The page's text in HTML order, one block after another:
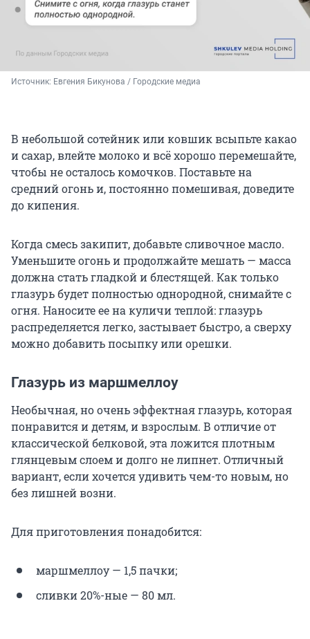
Источник: Евгения Бикунова / Городские медиа
В небольшой сотейник или ковшик всыпьте какао
и сахар, влейте молоко и всё хорошо перемешайте,
чтобы не осталось комочков. Поставьте на
средний огонь и, постоянно помешивая, доведите
до кипения.
Когда смесь закипит, добавьте сливочное масло.
Уменьшите огонь и продолжайте мешать — масса
должна стать гладкой и блестящей. Как только
глазурь будет полностью однородной, снимайте с
огня. Наносите ее на куличи теплой: глазурь
распределяется легко, застывает быстро, а сверху
можно добавить посыпку или орешки.
Глазурь из маршмеллоу
Необычная, но очень эффектная глазурь, которая
понравится и детям, и взрослым. В отличие от
классической белковой, эта ложится плотным
глянцевым слоем и долго не липнет. Отличный
вариант, если хочется удивить чем-то новым, но
без лишней возни.
Для приготовления понадобится:
маршмеллоу — 1,5 пачки;
сливки 20%-ные — 80 мл.